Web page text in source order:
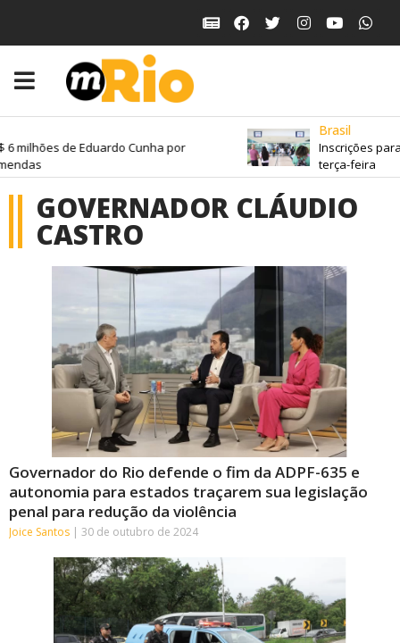
de Eduardo Cunha por
Brasil
Inscrições para o
terça-feira
GOVERNADOR CLÁUDIO
CASTRO
Governador do Rio defende o fim da ADPF-635 e
autonomia para estados traçarem sua legislação
penal para redução da violência
Joice Santos 30 de outubro de 2024